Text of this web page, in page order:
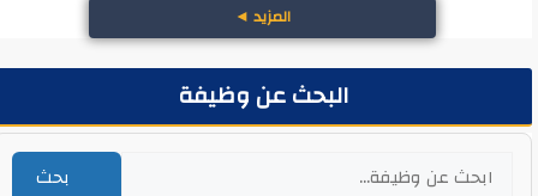
المزيد◄
البحث عن وظيفة
بحث